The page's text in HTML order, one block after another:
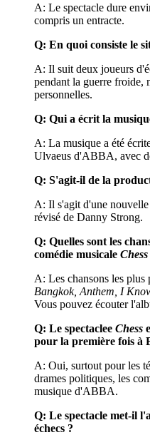
A: Le spectacle dure
compris un entracte.
Q: En quoi consiste le
A: Il suit deux joueurs
pendant la guerre froide,
personnelles.
Q: Qui a écrit la
A: La musique a été
Ulvaeus d'ABBA, avec
Q: S'agit-il de la
A: Il s'agit d'une
révisé de Danny Strong.
Q: Quelles sont les
comédie musicale Chess
A: Les chansons les plus
Bangkok, Anthem, I
Vous pouvez écouter
Q: Le spectaclee Chess
pour la première fois à
A: Oui, surtout pour les
drames politiques, les
musique d'ABBA.
Q: Le spectacle met-il
échecs ?